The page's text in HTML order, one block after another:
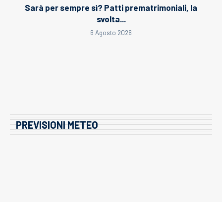
Sarà per sempre sì? Patti prematrimoniali, la
svolta...
6 Agosto 2026
PREVISIONI METEO